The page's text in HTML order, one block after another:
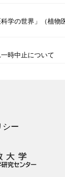
学の世界」（植物
時中止について
シー